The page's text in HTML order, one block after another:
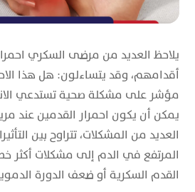
يلاحظ العديد من مرضى السكري
أقدامهم، وقد يتساءلون: هل هذا
مؤشر على مشكلة صحية تستدعي
يمكن أن يكون احمرار القدمين عند
العديد من المشكلات، تتراوح بين
المرتفع في الدم إلى مشكلات أكثر
القدم السكرية أو ضعف الدورة